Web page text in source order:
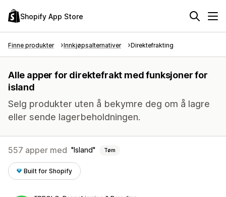
Shopify App Store
Finne produkter Innkjøpsalternativer Direktefrakting
Alle apper for direktefrakt med funksjoner for
island
Selg produkter uten å bekymre deg om å lagre
eller sende lagerbeholdningen.
557 apper med Island Tøm
Built for Shopify